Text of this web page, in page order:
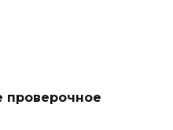
проверочное